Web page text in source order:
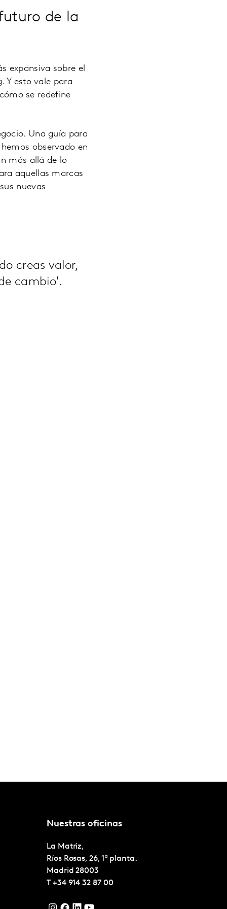
de la
expansiva sobre el
Y esto vale para
se redefine
Una guía para
observado en
más allá de lo
aquellas marcas
nuevas
creas valor,
cambio'.
Nuestras oficinas
La Matriz,
Ríos Rosas, 26, 1ª planta.
Madrid 28003
T +34 914 32 87 00